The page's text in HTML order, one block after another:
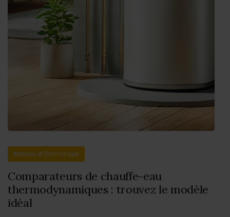
Maison et Domotique
Comparateurs de chauffe-eau
thermodynamiques : trouvez le modèle
idéal